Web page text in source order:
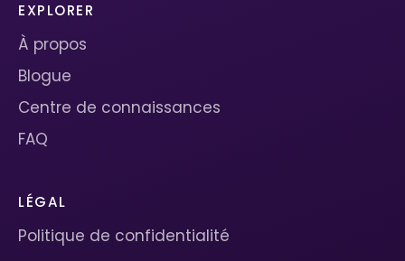
EXPLORER
À propos
Blogue
Centre de connaissances
FAQ
LÉGAL
Politique de confidentialité